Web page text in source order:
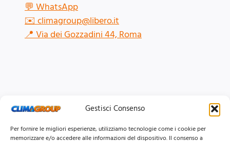
Gestisci Consenso
Per fornire le migliori esperienze, utilizziamo tecnologie come i cookie per
memorizzare e/o accedere alle informazioni del dispositivo. Il consenso a
💬WhatsApp
✉️climagroup@libero.it
📍Via dei Gozzadini 44, Roma